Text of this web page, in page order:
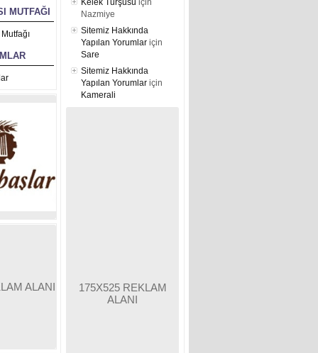
MUTFAĞI
ALANI
Kelek Turşusu için
Nazmiye
Sitemiz Hakkında
Yapılan Yorumlar için
Sare
Sitemiz Hakkında
Yapılan Yorumlar için
Kamerali
175X525 REKLAM
ALANI